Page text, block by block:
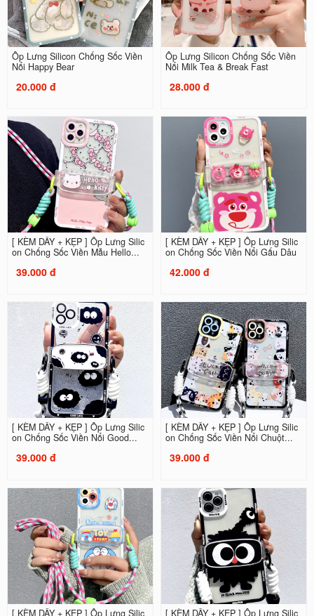
Ốp Lưng Silicon Chống Sốc Viền
Nổi Happy Bear
20.000 đ
Ốp Lưng Silicon Chống Sốc Viền
Nổi Milk Tea & Break Fast
28.000 đ
[ KÈM DÂY + KẸP ] Ốp Lưng Silic
on Chống Sốc Viền Mẫu Hello...
39.000 đ
[ KÈM DÂY + KẸP ] Ốp Lưng Silic
on Chống Sốc Viền Nổi Gấu Dâu
42.000 đ
[ KÈM DÂY + KẸP ] Ốp Lưng Silic
on Chống Sốc Viền Nổi Good...
39.000 đ
[ KÈM DÂY + KẸP ] Ốp Lưng Silic
on Chống Sốc Viền Nổi Chuột...
39.000 đ
[ KÈM DÂY + KẸP ] Ốp Lưng Silic [ KÈM DÂY + KẸP ] Ốp Lưng Silic